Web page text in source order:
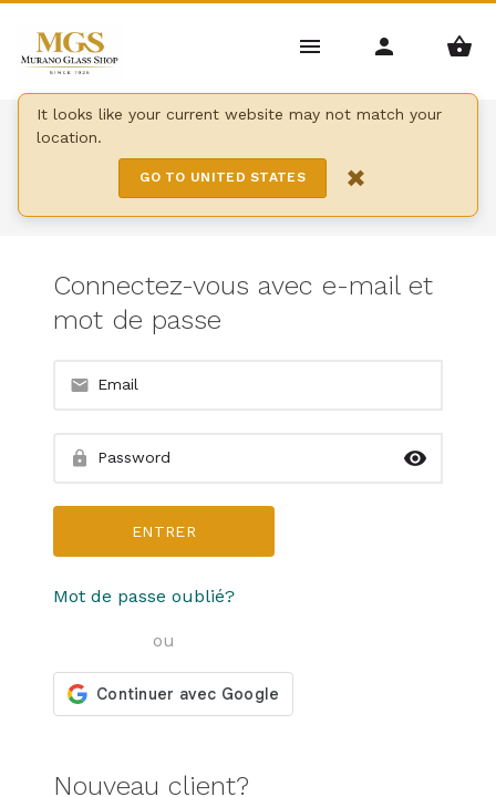
It looks like your current website may not match your
location.
GO TO UNITED STATES ×
Home /
CONNEXION CLIENTS
Connectez-vous avec e-mail et
mot de passe
ENTRER
Mot de passe oublié?
ou
Nouveau client?